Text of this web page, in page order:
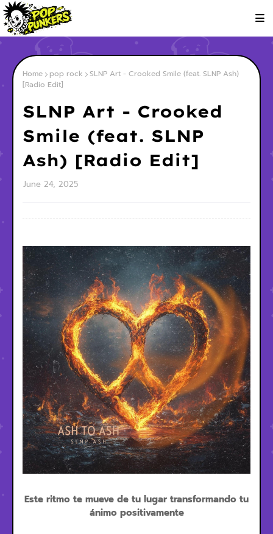
Home pop rock
SLNP Art - Crooked Smile (feat. SLNP Ash)
[Radio Edit]
SLNP Art - Crooked
Smile (feat. SLNP
Ash) [Radio Edit]
June 24, 2025
Este ritmo te mueve de tu lugar transformando tu
ánimo positivamente